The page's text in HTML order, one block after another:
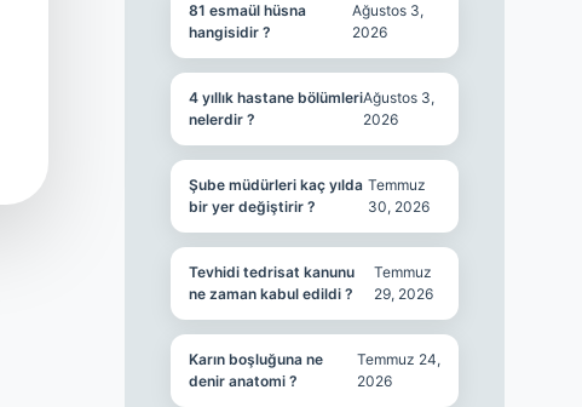
81 esmaül hüsna
hangisidir ?
Ağustos 3,
2026
4 yıllık hastane bölümleri
nelerdir ?
Ağustos 3,
2026
Şube müdürleri kaç yılda
bir yer değiştirir ?
Temmuz
30, 2026
Tevhidi tedrisat kanunu
ne zaman kabul edildi ?
Temmuz
29, 2026
Karın boşluğuna ne
denir anatomi ?
Temmuz 24,
2026